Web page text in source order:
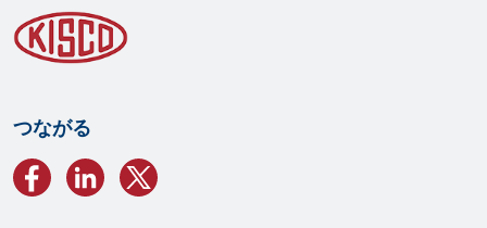
つながる